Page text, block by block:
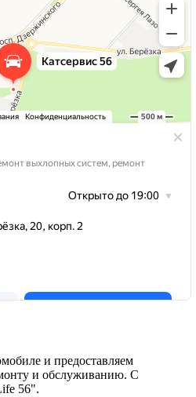
и предоставляем
и обслуживанию. С
56".